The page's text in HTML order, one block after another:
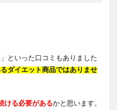
といった口コミもありました
ダイエット商品ではありませ
ける必要があるかと思います。